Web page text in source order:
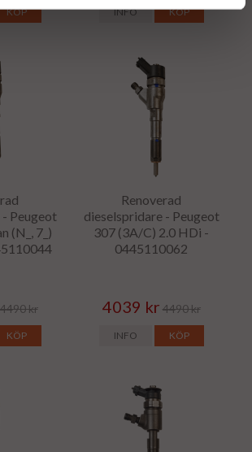
KÖP INFO KÖP
Peugeot
(N_, 7_)
4490 kr
KÖP
Renoverad
dieselspridare - Peugeot
307 (3A/C) 2.0 HDi -
0445110062
4039 kr 4490 kr
INFO KÖP